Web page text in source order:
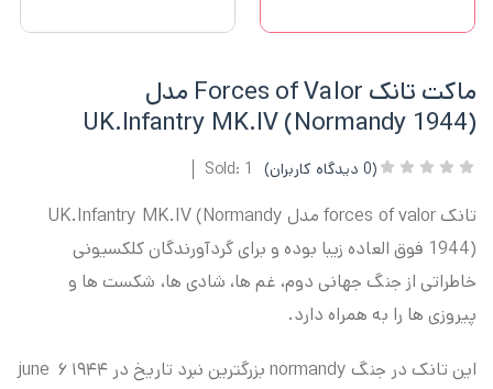
ماکت تانک Forces of Valor مدل
UK.Infantry MK.IV (Normandy 1944)
(
0 دیدگاه کاربران) Sold: 1
تانک forces of valor مدل UK.Infantry MK.IV (Normandy
1944) فوق العاده زیبا بوده و برای گردآورندگان کلکسیونی
خاطراتی از جنگ جهانی دوم، غم ها، شادی ها، شکست ها و
پیروزی ها را به همراه دارد.
این تانک در جنگ normandy بزرگترین نبرد تاریخ در june ۶ ۱۹۴۴